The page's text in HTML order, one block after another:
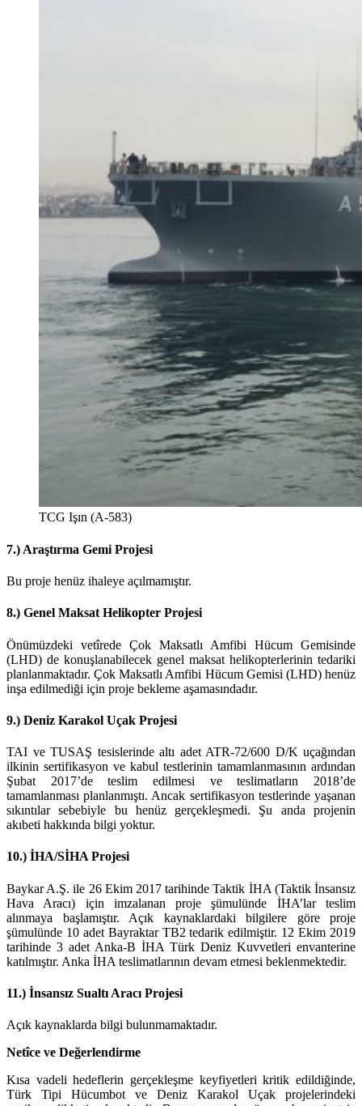
TCG Işın (A-583)
7.) Araştırma Gemi Projesi
Bu proje henüz ihaleye açılmamıştır.
8.) Genel Maksat Helikopter Projesi
Önümüzdeki vetîrede Çok Maksatlı Amfibi Hücum Gemisinde
(LHD) de konuşlanabilecek genel maksat helikopterlerinin tedariki
planlanmaktadır. Çok Maksatlı Amfibi Hücum Gemisi (LHD) henüz
inşa edilmediği için proje bekleme aşamasındadır.
9.) Deniz Karakol Uçak Projesi
TAI ve TUSAŞ tesislerinde altı adet ATR-72/600 D/K uçağından
ilkinin sertifikasyon ve kabul testlerinin tamamlanmasının ardından
Şubat 2017’de teslim edilmesi ve teslimatların 2018’de
tamamlanması planlanmıştı. Ancak sertifikasyon testlerinde yaşanan
sıkıntılar sebebiyle bu henüz gerçekleşmedi. Şu anda projenin
akıbeti hakkında bilgi yoktur.
10.) İHA/SİHA Projesi
Baykar A.Ş. ile 26 Ekim 2017 tarihinde Taktik İHA (Taktik İnsansız
Hava Aracı) için imzalanan proje şümulünde İHA’lar teslim
alınmaya başlamıştır. Açık kaynaklardaki bilgilere göre proje
şümulünde 10 adet Bayraktar TB2 tedarik edilmiştir. 12 Ekim 2019
tarihinde 3 adet Anka-B İHA Türk Deniz Kuvvetleri envanterine
katılmıştır. Anka İHA teslimatlarının devam etmesi beklenmektedir.
11.) İnsansız Sualtı Aracı Projesi
Açık kaynaklarda bilgi bulunmamaktadır.
Netîce ve Değerlendirme
Kısa vadeli hedeflerin gerçekleşme keyfiyetleri kritik edildiğinde,
Türk Tipi Hücumbot ve Deniz Karakol Uçak projelerindeki